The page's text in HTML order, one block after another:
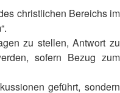
christlichen Bereichs im
zu stellen, Antwort zu
sofern Bezug zum
geführt, sondern